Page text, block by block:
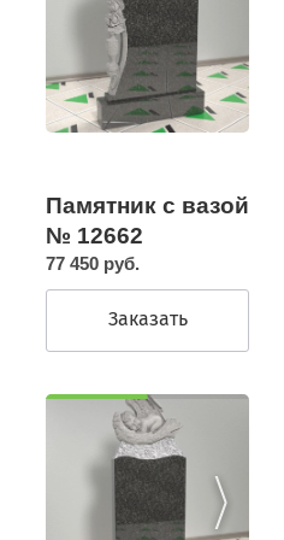
Памятник с вазой
№ 12662
77 450 руб.
Заказать